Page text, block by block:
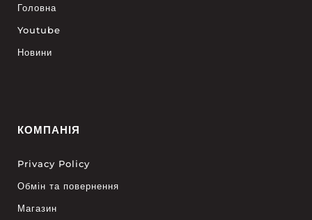
Головна
Youtube
Новини
КОМПАНІЯ
Privacy Policy
Обмін та повернення
Магазин